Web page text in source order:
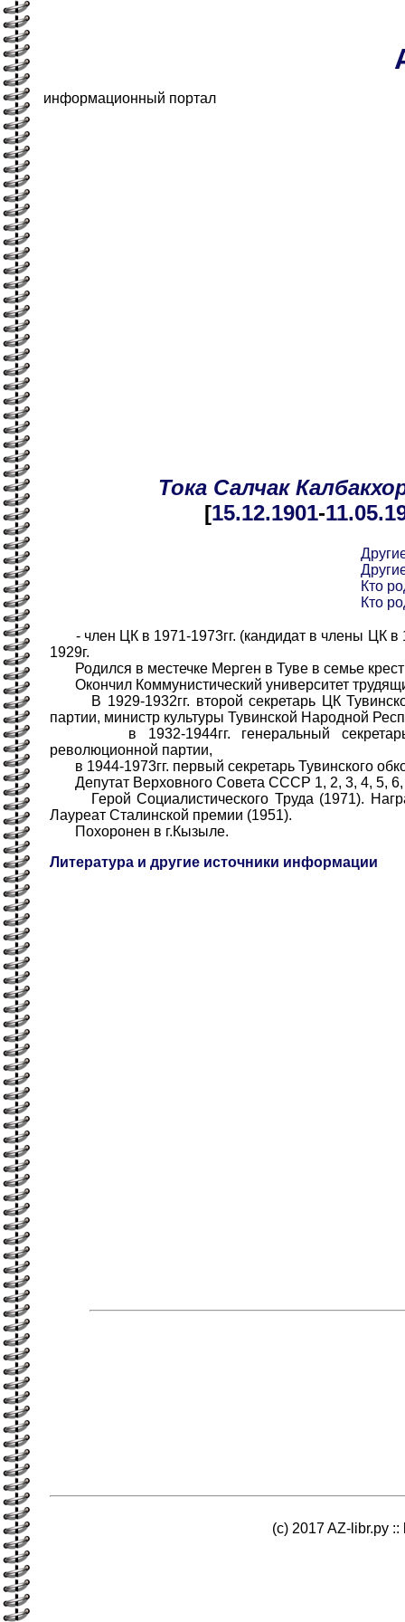
информационный портал
Тока Салчак
[15.12.1901-11.05
Кто
Кто
- член ЦК в 1971-1973гг. (кандидат в члены ЦК в
1929г.
Родился в местечке Мерген в Туве в семье
Окончил Коммунистический университет
В 1929-1932гг. второй секретарь ЦК
партии, министр культуры Тувинской Народной
в 1932-1944гг. генеральный секретарь
революционной партии,
в 1944-1973гг. первый секретарь Тувинского
Депутат Верховного Совета СССР 1, 2, 3, 4, 5, 6,
Герой Социалистического Труда (1971).
Лауреат Сталинской премии (1951).
Похоронен в г.Кызыле.
Литература и другие источники информации
(c) 2017 AZ-libr.ру ::